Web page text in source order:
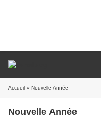
Accueil » Nouvelle Année
Nouvelle Année